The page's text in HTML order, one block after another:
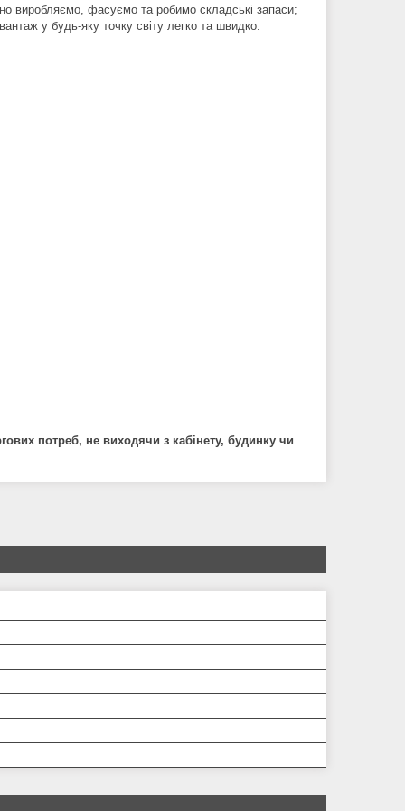
виробляємо, фасуємо та робимо складські запаси;
у будь-яку точку світу легко та швидко.
потреб, не виходячи з кабінету, будинку чи